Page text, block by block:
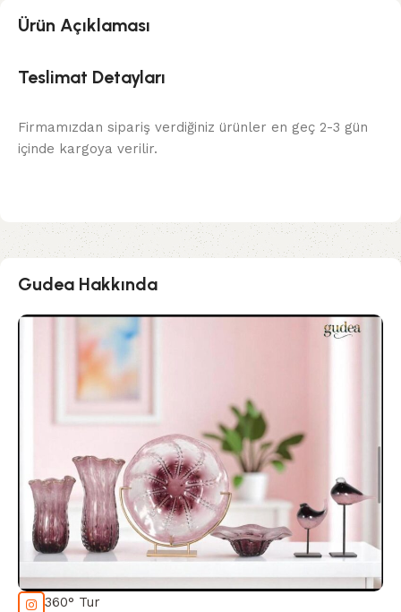
Ürün Açıklaması
Teslimat Detayları
Firmamızdan sipariş verdiğiniz ürünler en geç 2-3 gün
içinde kargoya verilir.
Gudea Hakkında
360° Tur